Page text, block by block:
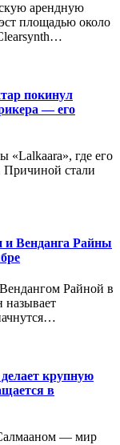
площадью около
покинул
— его
Причиной стали
и Венданга Райны
называет
крупную
в